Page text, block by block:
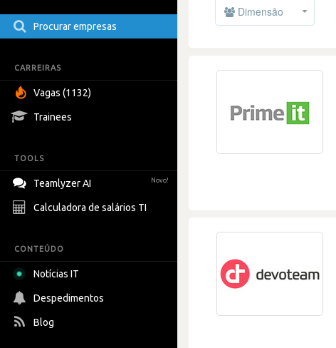
Procurar empresas
CARREIRAS
Vagas (1132)
Trainees
TOOLS
Teamlyzer AI Novo!
Calculadora de salários TI
CONTEÚDO
Notícias IT
Despedimentos
Blog
Dimensão